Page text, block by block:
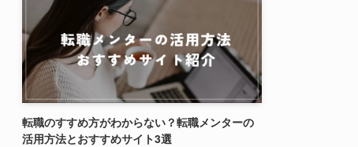
転職のすすめ方がわからない？転職メンターの
活用方法とおすすめサイト3選